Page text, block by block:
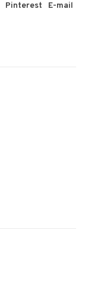
Pinterest E-mail